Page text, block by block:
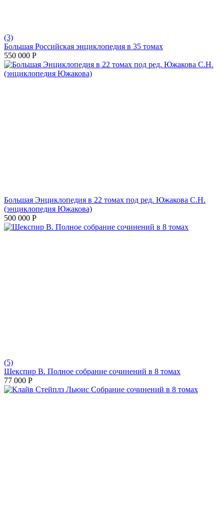
(3)
Большая Российская энциклопедия в 35 томах
550 000 Р
Большая Энциклопедия в 22 томах под ред. Южакова С.Н.
(энциклопедия Южакова)
500 000 Р
(5)
Шекспир В. Полное собрание сочинений в 8 томах
77 000 Р